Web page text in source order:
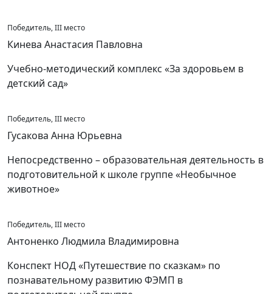
Победитель, III место
Кинева Анастасия Павловна
Учебно-методический комплекс «За здоровьем в
детский сад»
Победитель, III место
Гусакова Анна Юрьевна
Непосредственно – образовательная деятельность в
подготовительной к школе группе «Необычное
животное»
Победитель, III место
Антоненко Людмила Владимировна
Конспект НОД «Путешествие по сказкам» по
познавательному развитию ФЭМП в